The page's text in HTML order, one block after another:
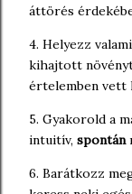
áttörés
4. Helyezz valami
kihajtott
értelemben vett
5. Gyakorold a
intuitív, spontán
6. Barátkozz